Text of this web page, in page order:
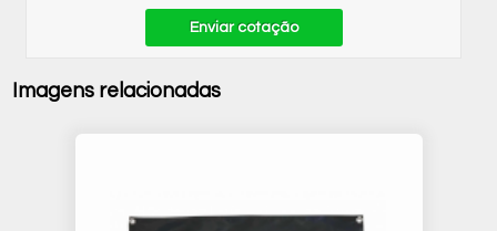
Enviar cotação
Imagens relacionadas